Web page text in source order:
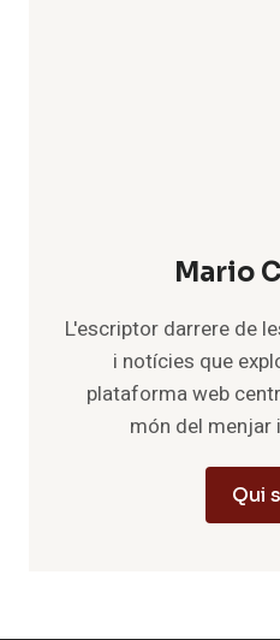
Mario
L'escriptor darrere de
i notícies que
plataforma web
món del menjar
Qui